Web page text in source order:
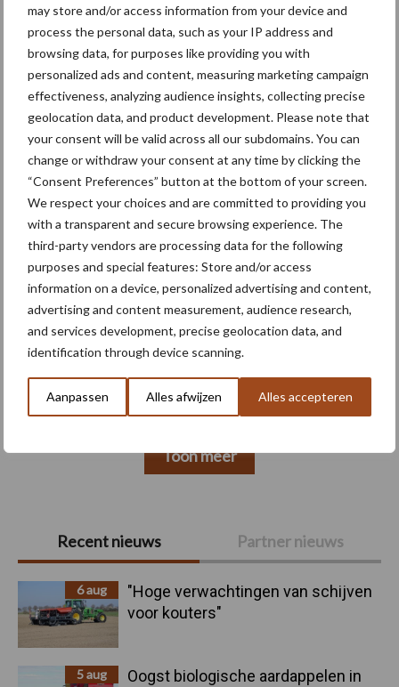
may store and/or access information from your device and
process the personal data, such as your IP address and
browsing data, for purposes like providing you with
personalized ads and content, measuring marketing campaign
effectiveness, analyzing audience insights, collecting precise
geolocation data, and product development. Please note that
your consent will be valid across all our subdomains. You can
change or withdraw your consent at any time by clicking the
“Consent Preferences” button at the bottom of your screen.
We respect your choices and are committed to providing you
with a transparent and secure browsing experience. The
third-party vendors are processing data for the following
purposes and special features: Store and/or access
information on a device, personalized advertising and content,
advertising and content measurement, audience research,
and services development, precise geolocation data, and
identification through device scanning.
Aanpassen Alles afwijzen Alles accepteren
Primaire
Sidebar
Recent nieuws Partner nieuws
6 aug
"Hoge verwachtingen van schijven
voor kouters"
5 aug
Oogst biologische aardappelen in
Mechanische
onkruidbestrijding wint
terrein
Themapagina's
Machines Duurzaamheid
Kunstmeststrooier Pootmachine
Toon meer